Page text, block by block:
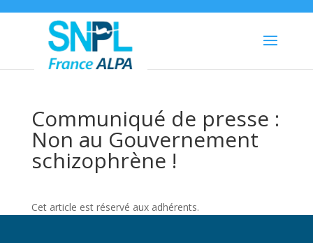
Communiqué de presse :
Non au Gouvernement
schizophrène !
Cet article est réservé aux adhérents.